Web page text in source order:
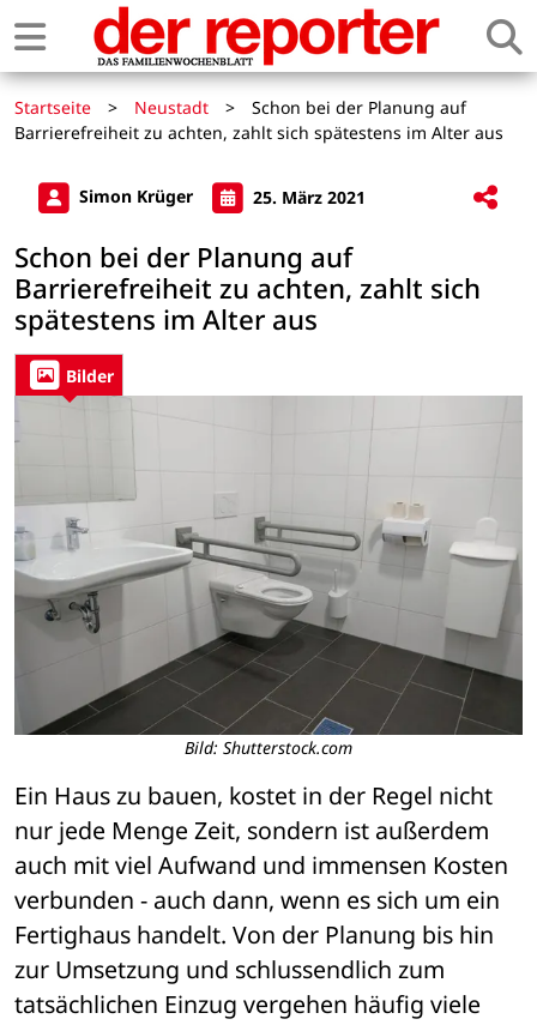
Startseite > Neustadt >
Schon bei der Planung auf
Barrierefreiheit zu achten, zahlt sich spätestens im Alter aus
Simon Krüger 25. März 2021
Schon bei der Planung auf
Barrierefreiheit zu achten, zahlt sich
spätestens im Alter aus
Bilder
Bild: Shutterstock.com
Ein Haus zu bauen, kostet in der Regel nicht
nur jede Menge Zeit, sondern ist außerdem
auch mit viel Aufwand und immensen Kosten
verbunden - auch dann, wenn es sich um ein
Fertighaus handelt. Von der Planung bis hin
zur Umsetzung und schlussendlich zum
tatsächlichen Einzug vergehen häufig viele